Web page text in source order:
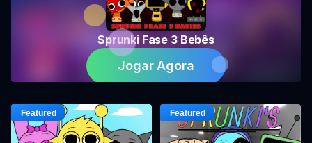
Sprunki Fase 3 Bebês
Jogar Agora